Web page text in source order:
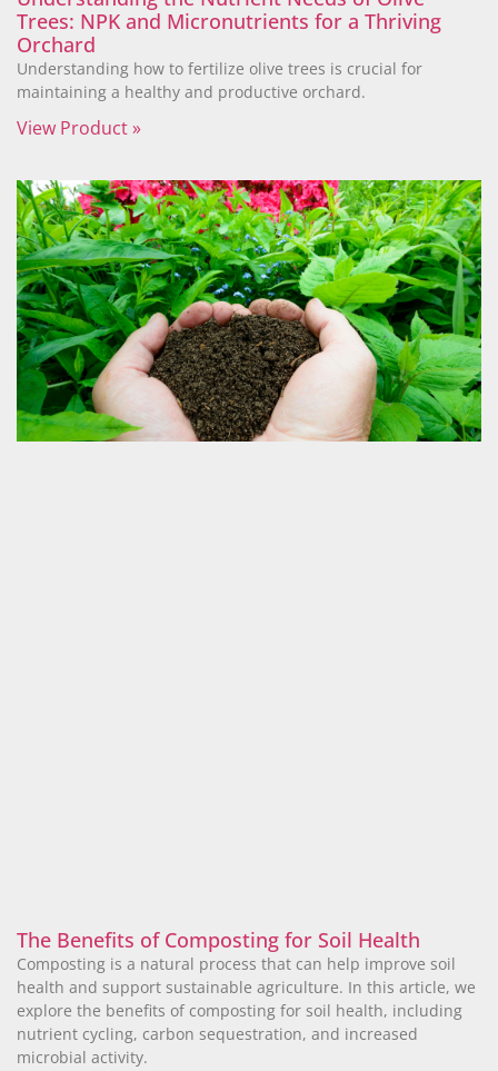
Trees: NPK and Micronutrients for a Thriving
Orchard
Understanding how to fertilize olive trees is crucial for
maintaining a healthy and productive orchard.
View Product »
The Benefits of Composting for Soil Health
Composting is a natural process that can help improve soil
health and support sustainable agriculture. In this article, we
explore the benefits of composting for soil health, including
nutrient cycling, carbon sequestration, and increased
microbial activity.